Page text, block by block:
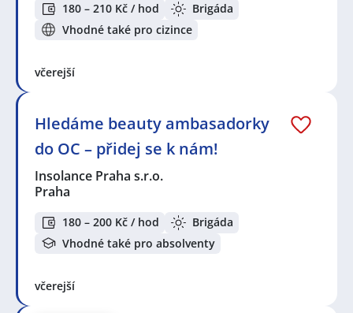
180 – 210 Kč / hod
Brigáda
Vhodné také pro cizince
včerejší
Hledáme beauty ambasadorky
do OC – přidej se k nám!
Insolance Praha s.r.o.
Praha
180 – 200 Kč / hod
Brigáda
Vhodné také pro absolventy
včerejší